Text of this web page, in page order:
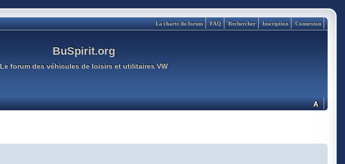
Connexion
Inscription
Rechercher
FAQ
La charte du forum
BuSpirit.org
Le forum des véhicules de loisirs et utilitaires VW